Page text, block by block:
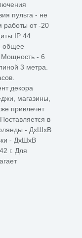
пульта - не
работы от -20
IP 44.
общее
Мощность - 6
3 метра.
декора
магазины,
привлечет
в
- ДхШхВ
- ДхШхВ
г. Для